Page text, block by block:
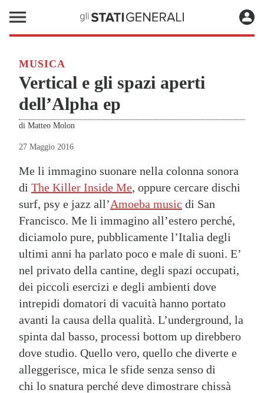
MUSICA
Vertical e gli spazi aperti
dell’Alpha ep
di Matteo Molon
27 Maggio 2016
Me li immagino suonare nella colonna sonora
di The Killer Inside Me, oppure cercare dischi
surf, psy e jazz all’Amoeba music di San
Francisco. Me li immagino all’estero perché,
diciamolo pure, pubblicamente l’Italia degli
ultimi anni ha parlato poco e male di suoni. E’
nel privato della cantine, degli spazi occupati,
dei piccoli esercizi e degli ambienti dove
intrepidi domatori di vacuità hanno portato
avanti la causa della qualità. L’underground, la
spinta dal basso, processi bottom up direbbero
dove studio. Quello vero, quello che diverte e
alleggerisce, mica le sfide senza senso di
chi lo snatura perché deve dimostrare chissà